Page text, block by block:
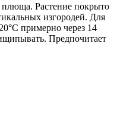
плюща. Растение покрыто
изгородей. Для
примерно через 14
Предпочитает